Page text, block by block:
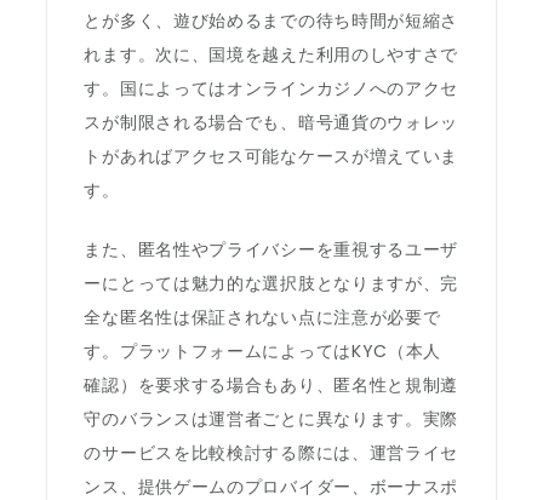
とが多く、遊び始めるまでの待ち時間が短縮さ
れます。次に、国境を越えた利用のしやすさで
す。国によってはオンラインカジノへのアクセ
スが制限される場合でも、暗号通貨のウォレッ
トがあればアクセス可能なケースが増えていま
す。
また、匿名性やプライバシーを重視するユーザ
ーにとっては魅力的な選択肢となりますが、完
全な匿名性は保証されない点に注意が必要で
す。プラットフォームによってはKYC（本人
確認）を要求する場合もあり、匿名性と規制遵
守のバランスは運営者ごとに異なります。実際
のサービスを比較検討する際には、運営ライセ
ンス、提供ゲームのプロバイダー、ボーナスポ